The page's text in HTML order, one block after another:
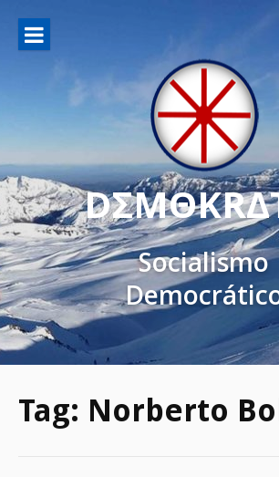
Socialismo
Tag: Norberto